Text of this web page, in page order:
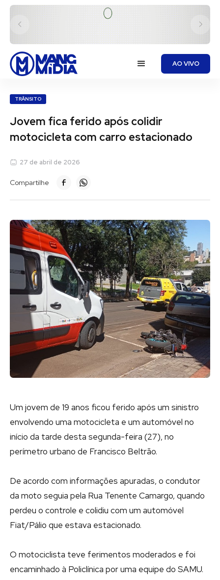
AO VIVO
TRÂNSITO
Jovem fica ferido após colidir
motocicleta com carro estacionado
27 de abril de 2026
Compartilhe
Um jovem de 19 anos ficou ferido após um sinistro
envolvendo uma motocicleta e um automóvel no
início da tarde desta segunda-feira (27), no
perímetro urbano de Francisco Beltrão.
De acordo com informações apuradas, o condutor
da moto seguia pela Rua Tenente Camargo, quando
perdeu o controle e colidiu com um automóvel
Fiat/Pálio que estava estacionado.
O motociclista teve ferimentos moderados e foi
encaminhado à Policlínica por uma equipe do SAMU.